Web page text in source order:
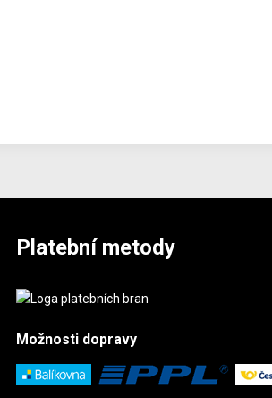
Platební metody
Možnostidopravy